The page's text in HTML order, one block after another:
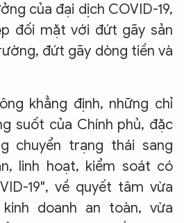
của đại dịch COVID-19,
đối mặt với đứt gãy sản
đứt gãy dòng tiền và
khẳng định, những chỉ
suốt của Chính phủ, đặc
chuyển trạng thái sang
linh hoạt, kiểm soát có
19", về quyết tâm vừa
doanh an toàn, vừa